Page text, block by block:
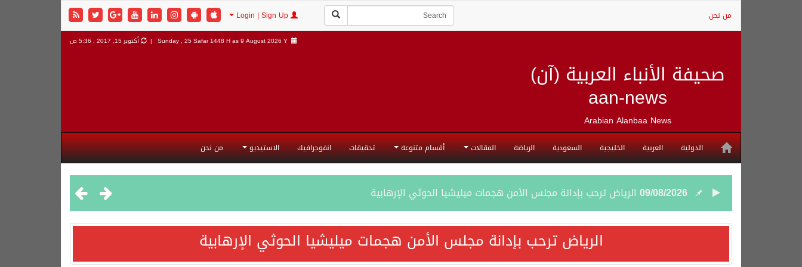
من نحن
صحيفة الأنباء العربية (آن)
aan-news
Arabian Alanbaa News
Sunday , 25 Safar 1448 H as9 August 2026 Y | أكتوبر 15, 2017 , 5:36 ص
الدولية العربية الخليجية السعودية الرياضة المقالات أقسام متنوعة تحقيقات انفوجرافيك الاستيديو من نحن
09/08/2026 الرياض ترحب بإدانة مجلس الأمن هجمات ميليشيا الحوثي الإرهابية
08/08/2026شهباز شريف: اتفاقية مكة للدفاع المشترك تمثل محطة مفصلية في مسار التعاون
الرياض ترحب بإدانة مجلس الأمن هجمات ميليشيا الحوثي الإرهابية